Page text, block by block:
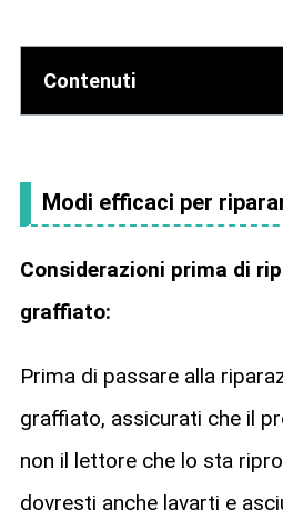
Contenuti
Modi efficaci per
Considerazioni prima di
graffiato:
Prima di passare alla
graffiato, assicurati che il
non il lettore che lo sta
dovresti anche lavarti e